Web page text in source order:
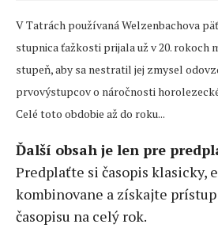
V Tatrách používaná Welzenbachova
stupnica ťažkosti prijala už v 20. rokoch
stupeň, aby sa nestratil jej zmysel
prvovýstupcov o náročnosti
Celé toto obdobie až do roku...
Ďalší obsah je len pre
Predplaťte si časopis klasicky,
kombinovane a získajte
časopisu na celý rok.